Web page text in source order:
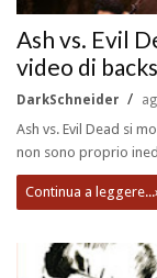
Ash vs. Evil
video di
DarkSchneider
Ash vs. Evil Dead si
non sono proprio
Continua a